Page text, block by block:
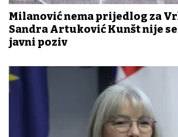
Milanović nema prijedlog za
Sandra Artuković Kunšt nije
javni poziv